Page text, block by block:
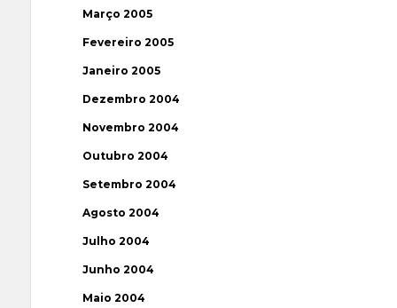
Março 2005
Fevereiro 2005
Janeiro 2005
Dezembro 2004
Novembro 2004
Outubro 2004
Setembro 2004
Agosto 2004
Julho 2004
Junho 2004
Maio 2004